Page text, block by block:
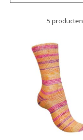
5 producten